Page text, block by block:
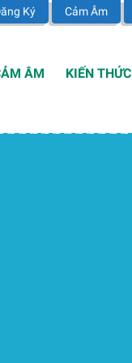
Ký Cảm Âm
ÂM KIẾN THỨC